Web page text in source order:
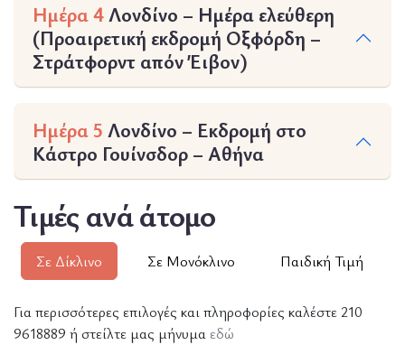
Ημέρα 4Λονδίνο – Ημέρα ελεύθερη
(Προαιρετική εκδρομή Οξφόρδη –
Στράτφορντ απόν Έιβον)
Ημέρα 5 Λονδίνο – Εκδρομή στο
Κάστρο Γουίνσδορ – Αθήνα
Τιμές ανά άτομο
Σε Δίκλινο Σε Μονόκλινο Παιδική Τιμή
Για περισσότερες επιλογές και πληροφορίες καλέστε 210
9618889 ή στείλτε μας μήνυμα εδώ